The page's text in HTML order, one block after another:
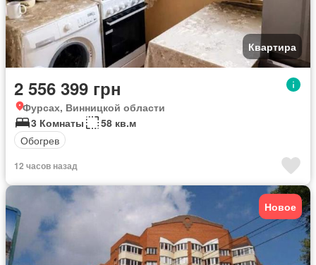
Квартира
2 556 399 грн
Фурсах, Винницкой области
3 Комнаты
58 кв.м
Обогрев
12 часов назад
Новое